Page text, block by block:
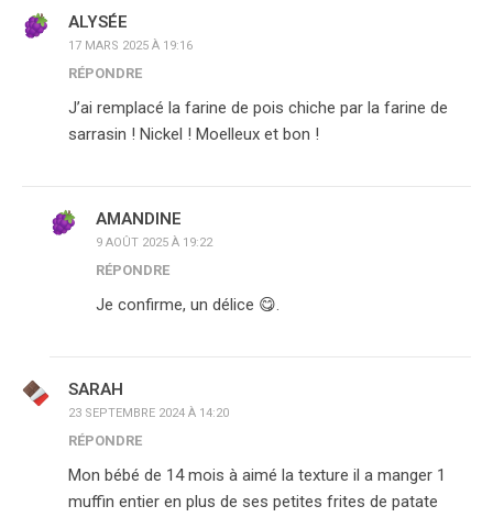
ALYSÉE
17 MARS 2025 À 19:16
RÉPONDRE
J’ai remplacé la farine de pois chiche par la farine de
sarrasin ! Nickel ! Moelleux et bon !
AMANDINE
9 AOÛT 2025 À 19:22
RÉPONDRE
Je confirme, un délice 😋.
SARAH
23 SEPTEMBRE 2024 À 14:20
RÉPONDRE
Mon bébé de 14 mois à aimé la texture il a manger 1
muffin entier en plus de ses petites frites de patate